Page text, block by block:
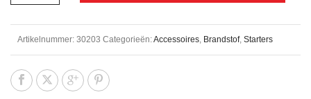
Artikelnummer: 30203 Categorieën:Accessoires, Brandstof, Starters